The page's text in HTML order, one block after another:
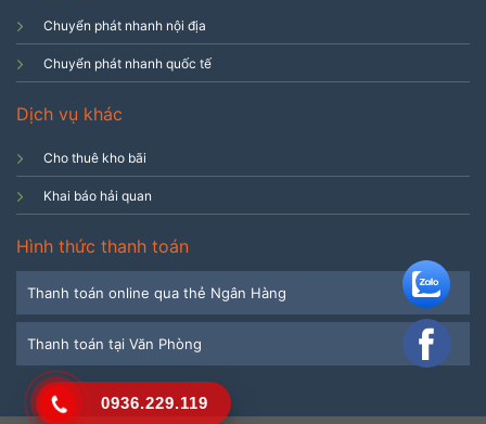
Chuyển phát nhanh nội địa
Chuyển phát nhanh quốc tế
Dịch vụ khác
Cho thuê kho bãi
Khai báo hải quan
Hình thức thanh toán
Thanh toán online qua thẻ Ngân Hàng
Thanh toán tại Văn Phòng
0936.229.119